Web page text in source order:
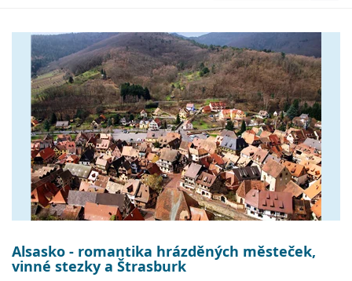
Alsasko - romantika hrázděných městeček,
vinné stezky a Štrasburk